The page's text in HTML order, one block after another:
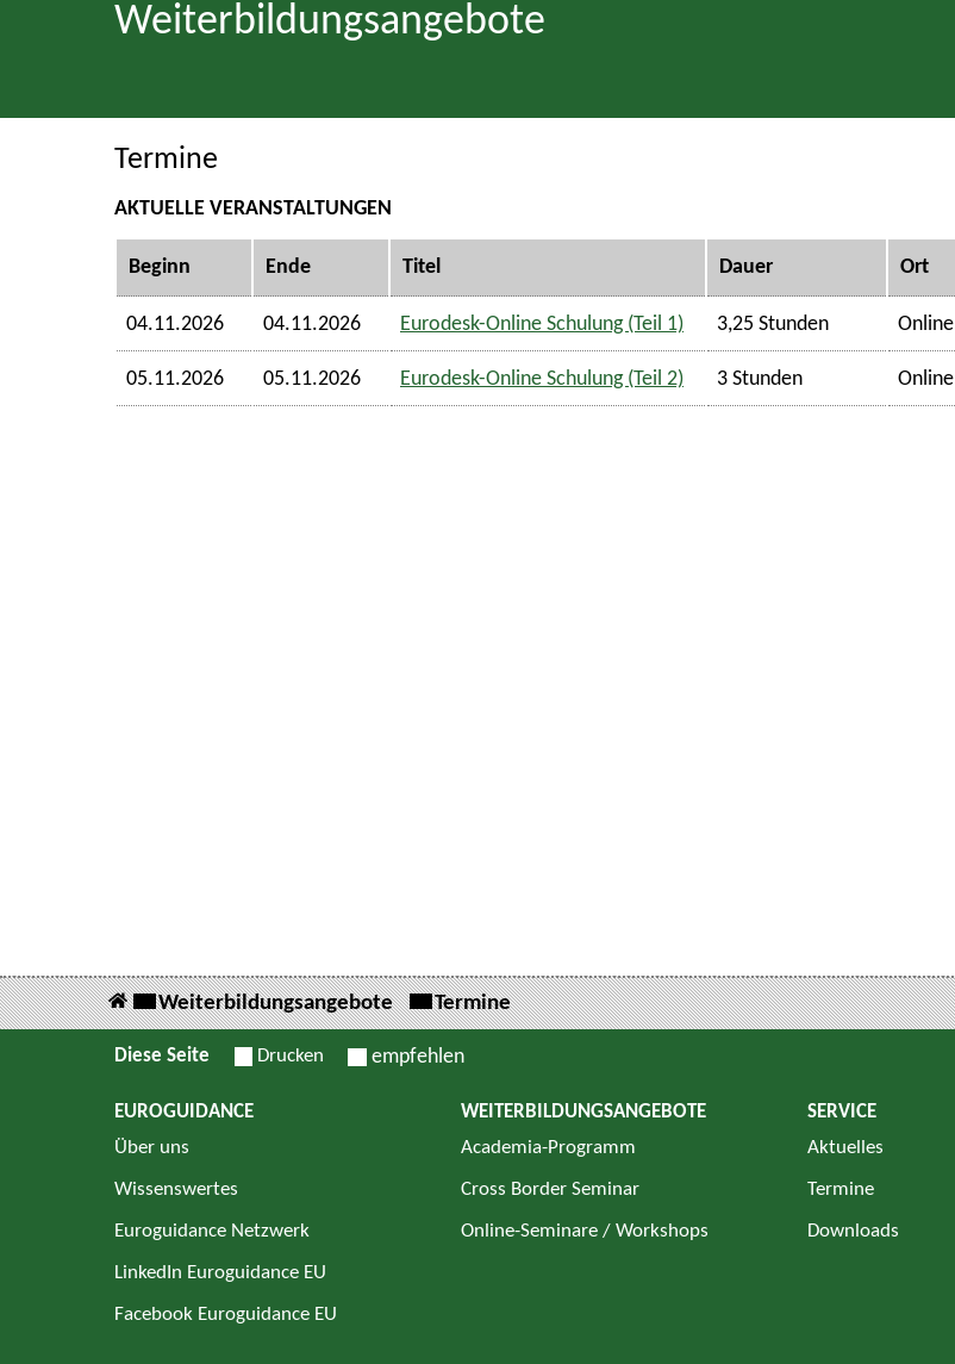
Weiterbildungsangebote
Termine
AKTUELLE VERANSTALTUNGEN
Beginn Ende Titel Dauer Ort
04.11.2026 04.11.2026 Eurodesk-Online Schulung (Teil 1) 3,25 Stunden Online
05.11.2026 05.11.2026 Eurodesk-Online Schulung (Teil 2) 3 Stunden Online
Weiterbildungsangebote Termine
Diese Seite Drucken empfehlen
EUROGUIDANCE
Über uns
Wissenswertes
Euroguidance Netzwerk
LinkedIn Euroguidance EU
Facebook Euroguidance EU
WEITERBILDUNGSANGEBOTE
Academia-Programm
Cross Border Seminar
Online-Seminare / Workshops
SERVICE
Aktuelles
Termine
Downloads